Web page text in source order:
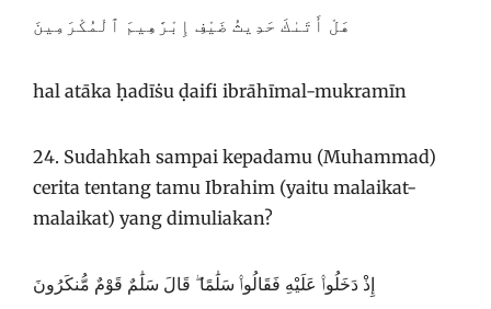
هَلْ أَتَىٰكَ حَدِيثُ ضَيْفِ إِبْرَٰهِيمَ ٱلْمُكْرَمِينَ
hal atāka ḥadīṡu ḍaifi ibrāhīmal-mukramīn
24. Sudahkah sampai kepadamu (Muhammad)
cerita tentang tamu Ibrahim (yaitu malaikat-
malaikat) yang dimuliakan?
إِذْ دَخَلُوا۟ عَلَيْهِ فَقَالُوا۟ سَلَٰمًا ۖ قَالَ سَلَٰمٌ قَوْمٌ مُّنكَرُونَ